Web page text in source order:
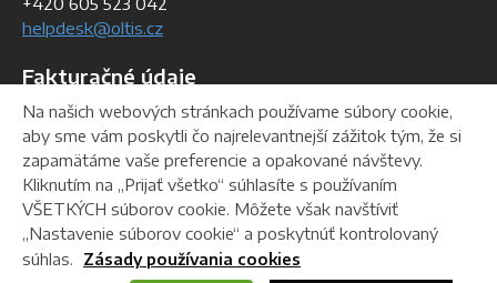
helpdesk@oltis.cz
Fakturačné údaje
IČO:36 762 644
IČ DPH: SK 2022358228
DIČ:2022358228
Helpdesk Na stiahnutie Webmaster
Na našich webových stránkach používame súbory cookie,
aby sme vám poskytli čo najrelevantnejší zážitok tým, že si
zapamätáme vaše preferencie a opakované návštevy.
Kliknutím na „Prijať všetko“ súhlasíte s používaním
VŠETKÝCH súborov cookie. Môžete však navštíviť
„Nastavenie súborov cookie“ a poskytnúť kontrolovaný
súhlas.
Zásady používania cookies